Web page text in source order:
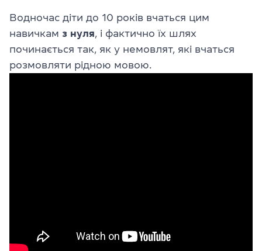
Водночас діти до 10 років вчаться цим
навичкам з нуля , і фактично їх шлях
починається так, як у немовлят, які вчаться
розмовляти рідною мовою.